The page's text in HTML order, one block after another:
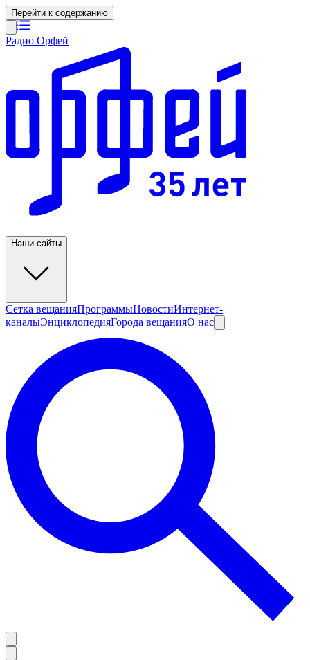
Перейти к содержанию
Радио Орфей
Наши сайты
Сетка вещанияПрограммыНовостиИнтернет-
каналыЭнциклопедияГорода вещанияО нас